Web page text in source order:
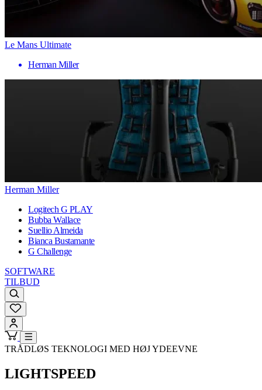
Le Mans Ultimate
Herman Miller
Herman Miller
Logitech G PLAY
Bubba Wallace
Suellio Almeida
Bianca Bustamante
G Challenge
SOFTWARE
TILBUD
TRÅDLØS TEKNOLOGI MED HØJ YDEEVNE
LIGHTSPEED